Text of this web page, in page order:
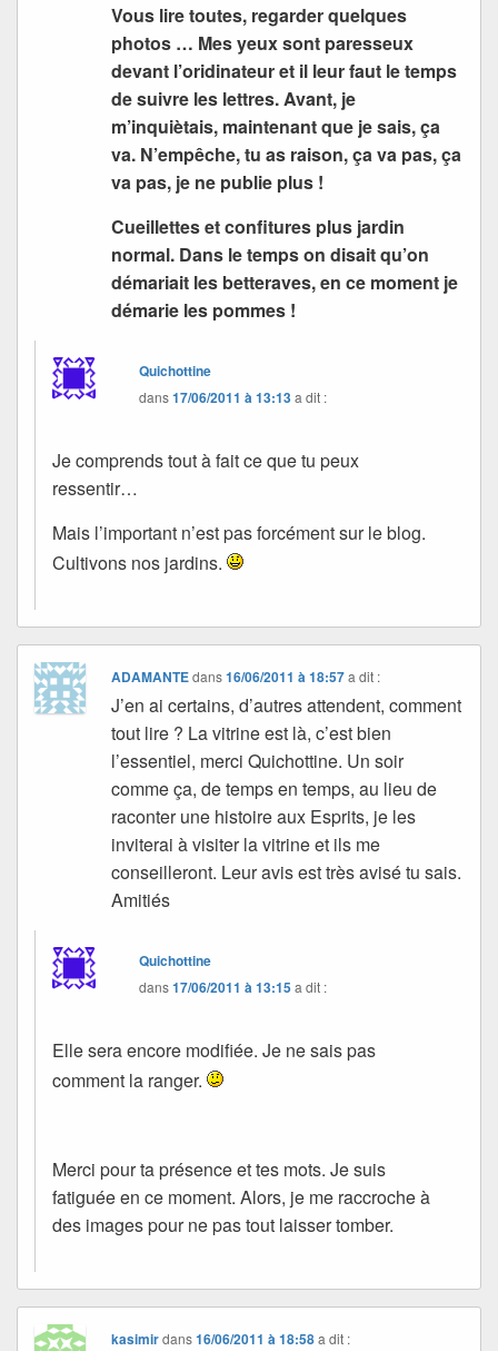
Vous lire toutes, regarder quelques
photos … Mes yeux sont paresseux
devant l’oridinateur et il leur faut le temps
de suivre les lettres. Avant, je
m’inquiètais, maintenant que je sais, ça
va. N’empêche, tu as raison, ça va pas, ça
va pas, je ne publie plus !
Cueillettes et confitures plus jardin
normal. Dans le temps on disait qu’on
démariait les betteraves, en ce moment je
démarie les pommes !
Quichottine
dans17/06/2011 à 13:13a dit :
Je comprends tout à fait ce que tu peux
ressentir…
Mais l’important n’est pas forcément sur le blog.
Cultivons nos jardins.
ADAMANTEdans16/06/2011 à 18:57 a dit :
J’en ai certains, d’autres attendent, comment
tout lire ? La vitrine est là, c’est bien
l’essentiel, merci Quichottine. Un soir
comme ça, de temps en temps, au lieu de
raconter une histoire aux Esprits, je les
inviterai à visiter la vitrine et ils me
conseilleront. Leur avis est très avisé tu sais.
Amitiés
Quichottine
dans17/06/2011 à 13:15a dit :
Elle sera encore modifiée. Je ne sais pas
comment la ranger.
Merci pour ta présence et tes mots. Je suis
fatiguée en ce moment. Alors, je me raccroche à
des images pour ne pas tout laisser tomber.
kasimirdans16/06/2011 à 18:58 a dit :